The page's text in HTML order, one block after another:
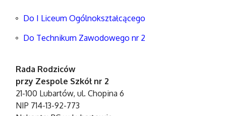
Do I Liceum Ogólnokształcącego
Do Technikum Zawodowego nr 2
Rada Rodziców
przy Zespole Szkół nr 2
21-100 Lubartów, ul. Chopina 6
NIP 714-13-92-773